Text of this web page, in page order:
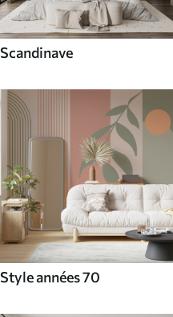
Scandinave
Style années 70